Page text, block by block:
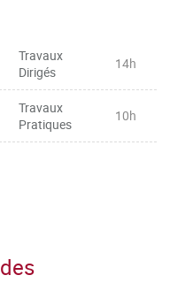
de
horaires, prix,
tendances
de l’entreprise,
et du marketing et le
Travaux
Dirigés
14h
Travaux
Pratiques
10h